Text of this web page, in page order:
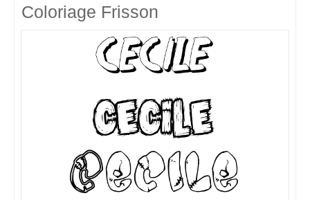
Coloriage Frisson